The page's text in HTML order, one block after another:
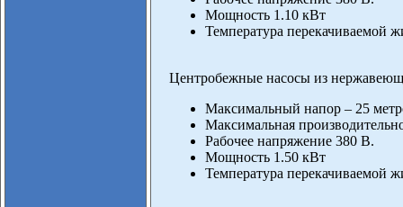
Мощность 1.10 кВт
Температура перекачиваемой
Центробежные насосы из
Максимальный напор – 25
Максимальная
Рабочее напряжение 380 В.
Мощность 1.50 кВт
Температура перекачиваемой